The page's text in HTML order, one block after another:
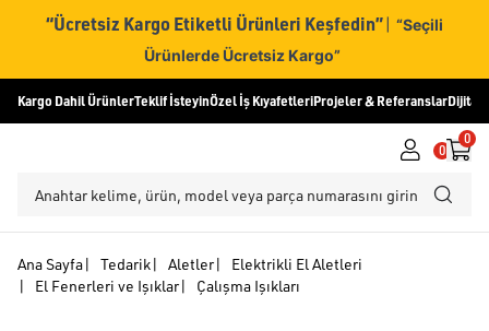
“Ücretsiz Kargo Etiketli Ürünleri Keşfedin” | “Seçili
Ürünlerde Ücretsiz Kargo”
Kargo Dahil ÜrünlerTeklif İsteyinÖzel İş KıyafetleriProjeler & ReferanslarDijital
0
0
Ana Sayfa| Tedarik| Aletler|
Elektrikli El Aletleri
|
El Fenerleri ve Işıklar| Çalışma Işıkları